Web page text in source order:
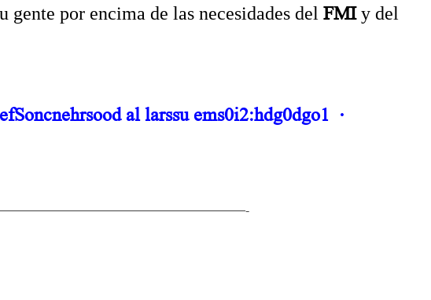
gente por encima de las necesidades del FMIy del
al larssu ems0i2:hdg0dgo1
·